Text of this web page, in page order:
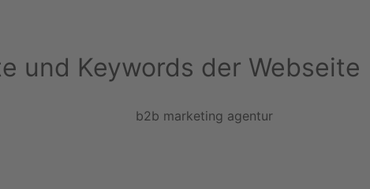
und Keywords der Webseite
b2b marketing agentur